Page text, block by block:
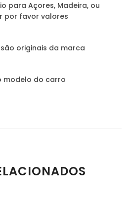
para Açores, Madeira, ou
por favor valores
originais da marca
modelo do carro